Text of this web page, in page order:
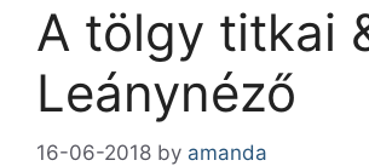
A tölgy titkai
Leánynéző
16-06-2018 by amanda